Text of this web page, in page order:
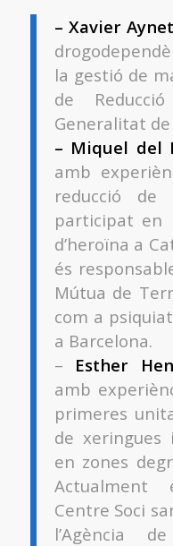
– Xavier
la gestió de
de
Generalitat
– Miquel del
amb
reducció de
participat en
d’heroïna a
és
Mútua de
com a
a Barcelona.
– Esther
amb
primeres
de xeringues
en zones
Actualment
Centre Soci
l’Agència